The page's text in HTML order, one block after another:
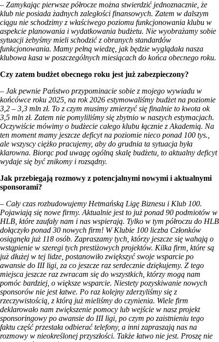
– Zamykając pierwsze półrocze można stwierdzić jednoznacznie, że
klub nie posiada żadnych zaległości finansowych. Zatem w dalszym
ciągu nie schodzimy z właściwego poziomu funkcjonowania klubu w
aspekcie planowania i wydatkowania budżetu. Nie wyobrażamy sobie
sytuacji żebyśmy mieli schodzić z obranych standardów
funkcjonowania. Mamy pełną wiedzę, jak będzie wyglądała nasza
klubowa kasa w poszczególnych miesiącach do końca obecnego roku.
Czy zatem budżet obecnego roku jest już zabezpieczony?
– Jak pewnie Państwo przypominacie sobie z mojego wywiadu w
końcówce roku 2025, na rok 2026 estymowaliśmy budżet na poziomie
3,2 – 3,3 mln zł. To z czym musimy zmierzyć się finalnie to kwota ok
3,5 mln zł. Zatem nie pomyliliśmy się zbytnio w naszych estymacjach.
Oczywiście mówimy o budżecie całego klubu łącznie z Akademią. Na
ten moment mamy jeszcze deficyt na poziomie nieco ponad 100 tys.,
ale wszyscy ciężko pracujemy, aby do grudnia ta sytuacja była
klarowna. Biorąc pod uwagę ogólną skalę budżetu, to aktualny deficyt
wydaje się być znikomy i rozsądny.
Jak przebiegają rozmowy z potencjalnymi nowymi i aktualnymi
sponsorami?
– Cały czas rozbudowujemy Hetmańską Ligę Biznesu i Klub 100.
Pojawiają się nowe firmy. Aktualnie jest to już ponad 90 podmiotów w
HLB, które zaufały nam i nas wspierają. Tylko w tym półroczu do HLB
dołączyło ponad 30 nowych firm! W Klubie 100 liczba Członków
osiągnęła już 118 osób. Zapraszamy tych, którzy jeszcze się wahają o
wstąpienie w szeregi tych prestiżowych projektów. Kilka firm, które są
już dłużej w tej lidze, postanowiło zwiększyć swoje wsparcie po
awansie do III ligi, za co jeszcze raz serdecznie dziękujemy. Z tego
miejsca jeszcze raz zwracam się do wszystkich, którzy mogą nam
pomóc bardziej, o większe wsparcie. Niestety pozyskiwanie nowych
sponsorów nie jest łatwe. Po raz kolejny zderzyliśmy się z
rzeczywistością, z którą już mieliśmy do czynienia. Wiele firm
deklarowało nam zwiększenie pomocy lub wejście w nasz projekt
sponsoringowy po awansie do III ligi, po czym po zaistnieniu tego
faktu część przestała odbierać telefony, a inni zapraszają nas na
rozmowy w nieokreślonej przyszłości. Także łatwo nie jest. Proszę nie